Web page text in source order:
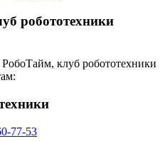
робототехники
РобоТайм, клуб робототехники
77-53